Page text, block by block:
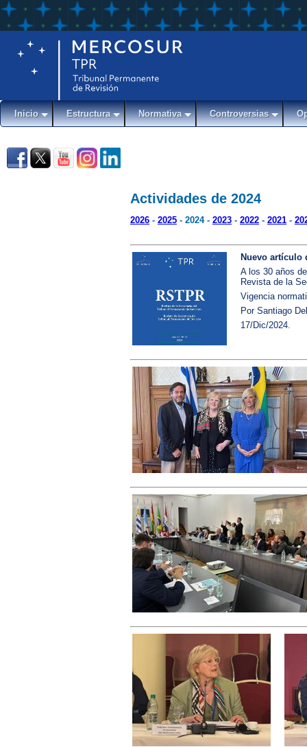
Inicio Estructura Normativa Controversias
Actividades de 2024
2026 - 2025 - 2024 - 2023 - 2022 - 2021 -
Nuevo artículo
A los 30 años
Revista de la
Vigencia
Por Santiago
17/Dic/2024.